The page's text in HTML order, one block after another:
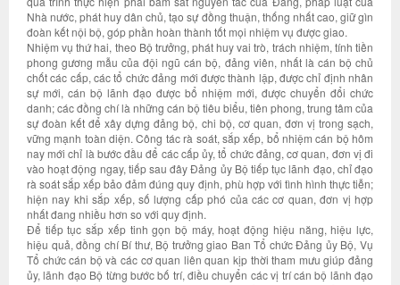
Nhà nước, phát huy dân chủ, tạo sự đồng thuận, thống nhất cao, giữ gìn
đoàn kết nội bộ, góp phần hoàn thành tốt mọi nhiệm vụ được giao.
Nhiệm vụ thứ hai, theo Bộ trưởng, phát huy vai trò, trách nhiệm, tính tiền
phong gương mẫu của đội ngũ cán bộ, đảng viên, nhất là cán bộ chủ
chốt các cấp, các tổ chức đảng mới được thành lập, được chỉ định nhân
sự mới, cán bộ lãnh đạo được bổ nhiệm mới, được chuyển đổi chức
danh; các đồng chí là những cán bộ tiêu biểu, tiên phong, trung tâm của
sự đoàn kết để xây dựng đảng bộ, chi bộ, cơ quan, đơn vị trong sạch,
vững mạnh toàn diện. Công tác rà soát, sắp xếp, bổ nhiệm cán bộ hôm
nay mới chỉ là bước đầu để các cấp ủy, tổ chức đảng, cơ quan, đơn vị đi
vào hoạt động ngay, tiếp sau đây Đảng ủy Bộ tiếp tục lãnh đạo, chỉ đạo
rà soát sắp xếp bảo đảm đúng quy định, phù hợp với tình hình thực tiễn;
hiện nay khi sắp xếp, số lượng cấp phó của các cơ quan, đơn vị hợp
nhất đang nhiều hơn so với quy định.
Để tiếp tục sắp xếp tinh gọn bộ máy, hoạt động hiệu năng, hiệu lực,
hiệu quả, đồng chí Bí thư, Bộ trưởng giao Ban Tổ chức Đảng ủy Bộ, Vụ
Tổ chức cán bộ và các cơ quan liên quan kịp thời tham mưu giúp đảng
ủy, lãnh đạo Bộ từng bước bố trí, điều chuyển các vị trí cán bộ lãnh đạo